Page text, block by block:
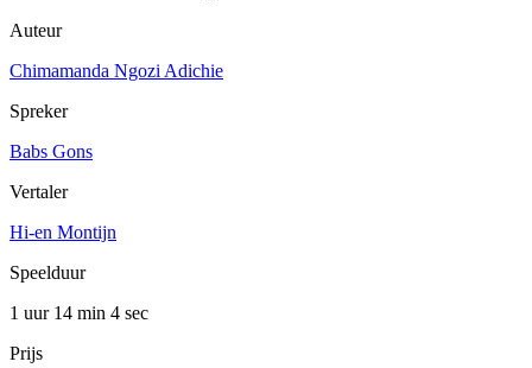
Auteur
Chimamanda Ngozi Adichie
Spreker
Babs Gons
Vertaler
Hi-en Montijn
Speelduur
1 uur 14 min 4 sec
Prijs